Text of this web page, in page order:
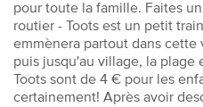
pour toute la famille. Faites
routier - Toots est un petit
emmènera partout dans cette
puis jusqu'au village, la plage
Toots sont de 4 € pour les
certainement! Après avoir